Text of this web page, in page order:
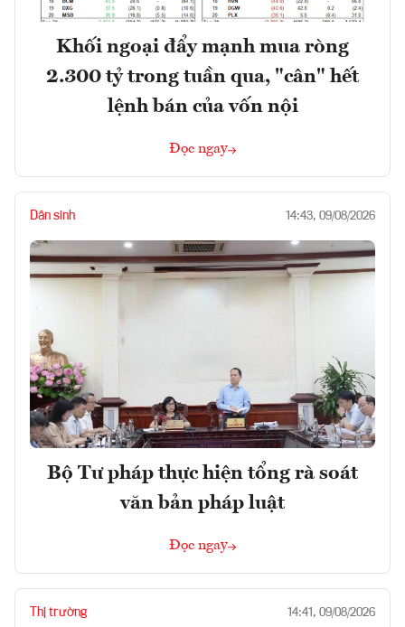
Khối ngoại đẩy mạnh mua ròng
2.300 tỷ trong tuần qua, "cân" hết
lệnh bán của vốn nội
Đọc ngay
Dân sinh 14:43, 09/08/2026
Bộ Tư pháp thực hiện tổng rà soát
văn bản pháp luật
Đọc ngay
Thị trường 14:41, 09/08/2026